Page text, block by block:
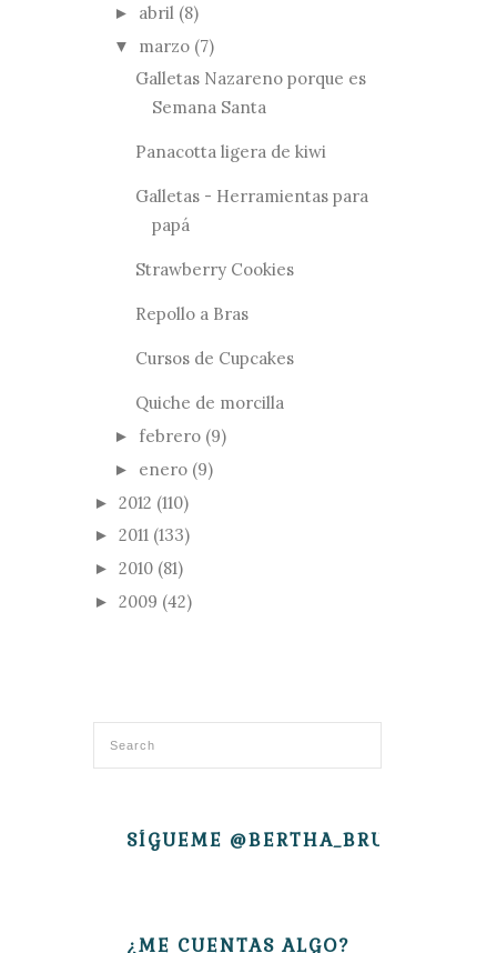
► abril (8)
▼ marzo (7)
Galletas Nazareno porque es
Semana Santa
Panacotta ligera de kiwi
Galletas - Herramientas para
papá
Strawberry Cookies
Repollo a Bras
Cursos de Cupcakes
Quiche de morcilla
► febrero (9)
► enero (9)
► 2012 (110)
► 2011 (133)
► 2010 (81)
► 2009 (42)
SÍGUEME @BERTHA_BRUJITA
¿ME CUENTAS ALGO?